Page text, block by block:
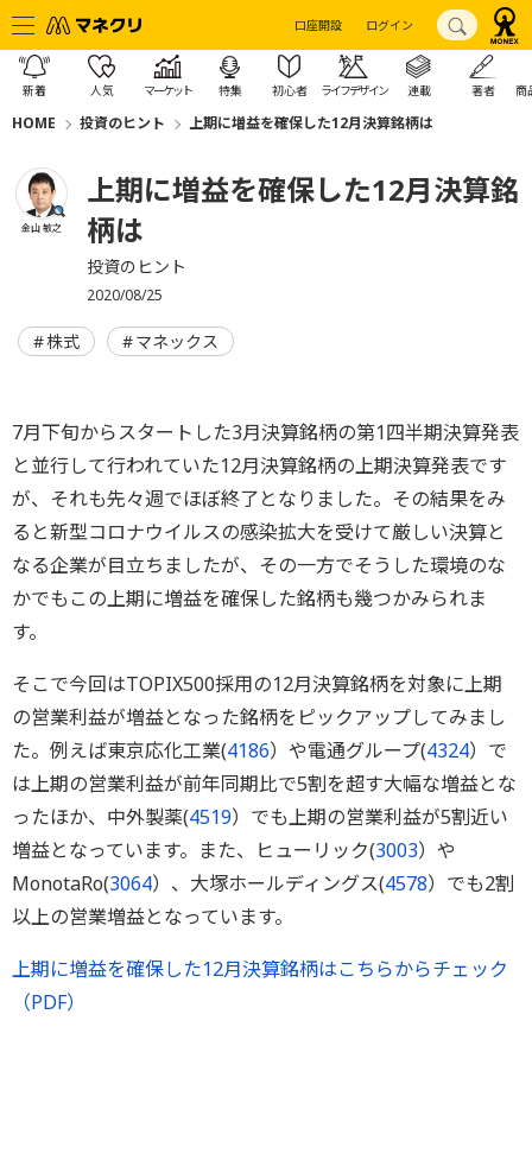
口座開設 ログイン
新着 人気 マーケット 特集 初心者 ライフデザイン 連載 著者 商
HOME 投資のヒント 上期に増益を確保した12月決算銘柄は
金山 敏之
上期に増益を確保した12月決算銘
柄は
投資のヒント
2020/08/25
株式 マネックス
7月下旬からスタートした3月決算銘柄の第1四半期決算発表
と並行して行われていた12月決算銘柄の上期決算発表です
が、それも先々週でほぼ終了となりました。その結果をみ
ると新型コロナウイルスの感染拡大を受けて厳しい決算と
なる企業が目立ちましたが、その一方でそうした環境のな
かでもこの上期に増益を確保した銘柄も幾つかみられま
す。
そこで今回はTOPIX500採用の12月決算銘柄を対象に上期
の営業利益が増益となった銘柄をピックアップしてみまし
た。例えば東京応化工業(4186）や電通グループ(4324）で
は上期の営業利益が前年同期比で5割を超す大幅な増益とな
ったほか、中外製薬(4519）でも上期の営業利益が5割近い
増益となっています。また、ヒューリック(3003）や
MonotaRo(3064）、大塚ホールディングス(4578）でも2割
以上の営業増益となっています。
上期に増益を確保した12月決算銘柄はこちらからチェック
（PDF）